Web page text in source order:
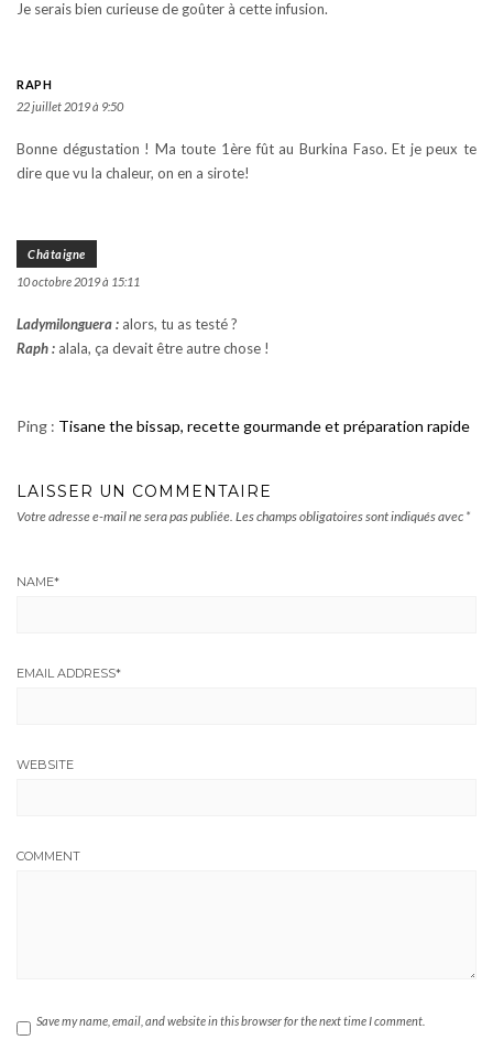
Je serais bien curieuse de goûter à cette infusion.
RAPH
22 juillet 2019 à 9:50
Bonne dégustation ! Ma toute 1ère fût au Burkina Faso. Et je peux te
dire que vu la chaleur, on en a sirote!
Châtaigne
10 octobre 2019 à 15:11
Ladymilonguera : alors, tu as testé ?
Raph : alala, ça devait être autre chose !
Ping : Tisane the bissap, recette gourmande et préparation rapide
LAISSER UN COMMENTAIRE
Votre adresse e-mail ne sera pas publiée. Les champs obligatoires sont indiqués avec *
NAME*
EMAIL ADDRESS*
WEBSITE
COMMENT
Save my name, email, and website in this browser for the next time I comment.